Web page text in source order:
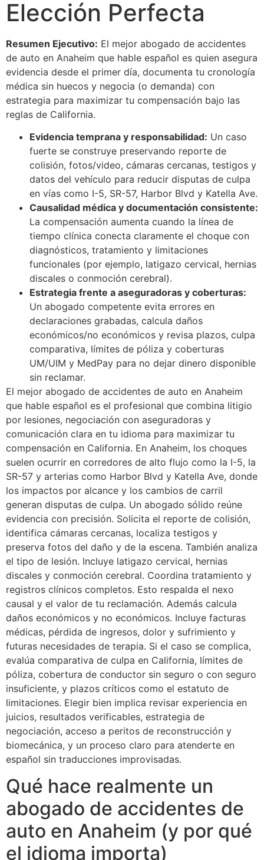
Elección Perfecta
Resumen Ejecutivo: El mejor abogado de accidentes
de auto en Anaheim que hable español es quien asegura
evidencia desde el primer día, documenta tu cronología
médica sin huecos y negocia (o demanda) con
estrategia para maximizar tu compensación bajo las
reglas de California.
Evidencia temprana y responsabilidad: Un caso
fuerte se construye preservando reporte de
colisión, fotos/video, cámaras cercanas, testigos y
datos del vehículo para reducir disputas de culpa
en vías como I-5, SR-57, Harbor Blvd y Katella Ave.
Causalidad médica y documentación consistente:
La compensación aumenta cuando la línea de
tiempo clínica conecta claramente el choque con
diagnósticos, tratamiento y limitaciones
funcionales (por ejemplo, latigazo cervical, hernias
discales o conmoción cerebral).
Estrategia frente a aseguradoras y coberturas:
Un abogado competente evita errores en
declaraciones grabadas, calcula daños
económicos/no económicos y revisa plazos, culpa
comparativa, límites de póliza y coberturas
UM/UIM y MedPay para no dejar dinero disponible
sin reclamar.
El mejor abogado de accidentes de auto en Anaheim
que hable español es el profesional que combina litigio
por lesiones, negociación con aseguradoras y
comunicación clara en tu idioma para maximizar tu
compensación en California. En Anaheim, los choques
suelen ocurrir en corredores de alto flujo como la I-5, la
SR-57 y arterias como Harbor Blvd y Katella Ave, donde
los impactos por alcance y los cambios de carril
generan disputas de culpa. Un abogado sólido reúne
evidencia con precisión. Solicita el reporte de colisión,
identifica cámaras cercanas, localiza testigos y
preserva fotos del daño y de la escena. También analiza
el tipo de lesión. Incluye latigazo cervical, hernias
discales y conmoción cerebral. Coordina tratamiento y
registros clínicos completos. Esto respalda el nexo
causal y el valor de tu reclamación. Además calcula
daños económicos y no económicos. Incluye facturas
médicas, pérdida de ingresos, dolor y sufrimiento y
futuras necesidades de terapia. Si el caso se complica,
evalúa comparativa de culpa en California, límites de
póliza, cobertura de conductor sin seguro o con seguro
insuficiente, y plazos críticos como el estatuto de
limitaciones. Elegir bien implica revisar experiencia en
juicios, resultados verificables, estrategia de
negociación, acceso a peritos de reconstrucción y
biomecánica, y un proceso claro para atenderte en
español sin traducciones improvisadas.
Qué hace realmente un
abogado de accidentes de
auto en Anaheim (y por qué
el idioma importa)